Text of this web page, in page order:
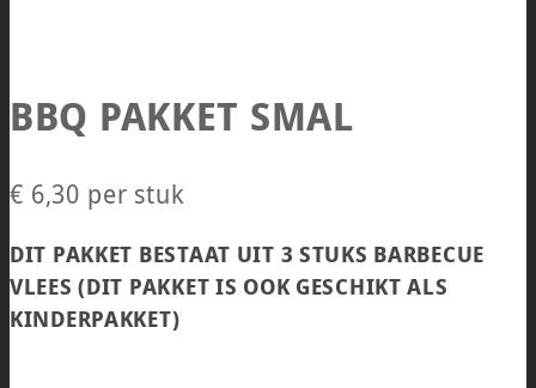
BBQ PAKKET SMAL
€ 6,30 per stuk
DIT PAKKET BESTAAT UIT 3 STUKS BARBECUE
VLEES (DIT PAKKET IS OOK GESCHIKT ALS
KINDERPAKKET)